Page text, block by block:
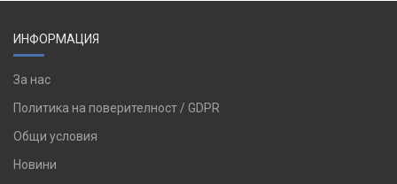
ИНФОРМАЦИЯ
За нас
Политика на поверителност / GDPR
Общи условия
Новини